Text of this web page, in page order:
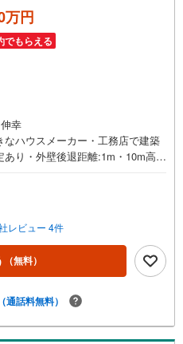
万円
でもらえる
幸
なハウスメーカー・工務店で建築
り・外壁後退距離:1m・10m高度
イトリアル】の売買仲介担当に
広がりと「∞」の無限大の想いを
つ」というお客様の夢の実現を
ずはお気軽にご相談ください。
レビュー 4件
（無料）
（通話料無料）